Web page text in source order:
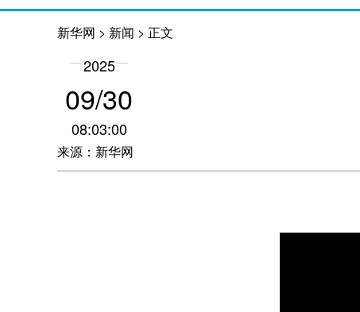
新华网 > 新闻 > 正文
2025
09/30
08:03:00
来源：新华网